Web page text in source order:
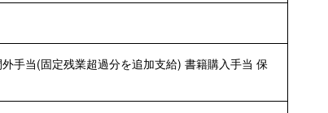
手当(固定残業超過分を追加支給) 書籍購入手当 保